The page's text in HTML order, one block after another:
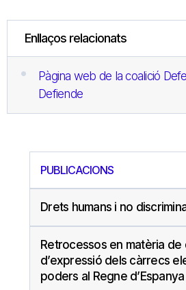
Enllaços relacionats
Pàgina web de la coalició
Defiende
PUBLICACIONS
Drets humans i no
Retrocessos en matèria de
d’expressió dels càrrecs
poders al Regne d’Espanya